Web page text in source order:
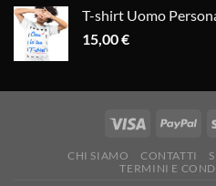
T-shirt Uomo
15,00€
CHI SIAMO CONTATTI
TERMINI E